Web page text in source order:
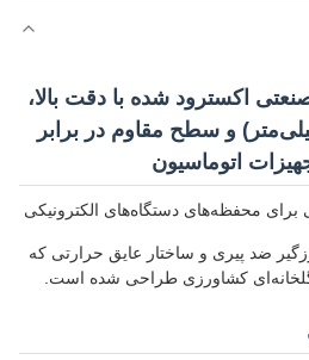
اکسترود شده با دقت بالا،
دقیق (±0.1 میلی‌متر) و سطح مقاوم در برابر
اتوماسیون
برای محفظه‌های دستگاه‌های الکترونیکی
ضد پیری و ساختار عایق حرارتی که
کشاورزی طراحی شده است.